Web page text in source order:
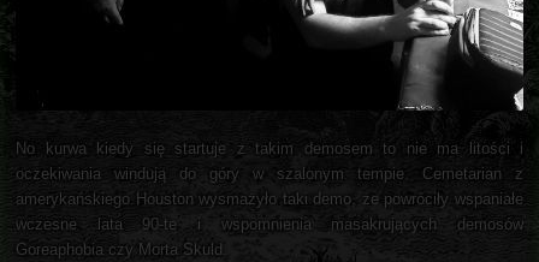
No kurwa kiedy się startuje z takim demosem to nie ma litości i
oczekiwania windują do góry w szalonym tempie. Cemetarian z
amerykańskiego Houston wysmażyło taki demo, że powróciły wspaniałe
wczesne lata 90-te i wspomnienia masakrujących demosów
Goreaphobia czy Morta Skuld.